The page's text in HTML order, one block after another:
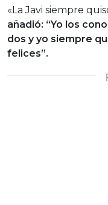
«La Javi siempre
añadió: “Yo los
dos y yo siempre
felices”.